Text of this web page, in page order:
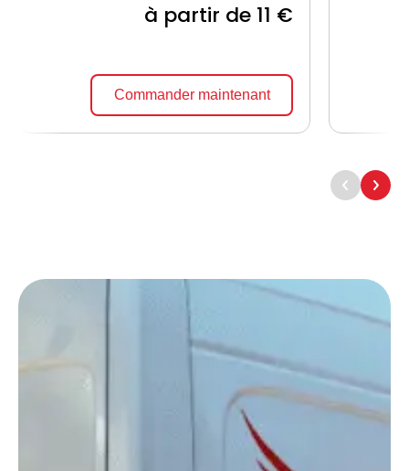
à partir de 11 €
Commander maintenant